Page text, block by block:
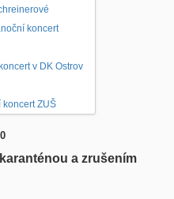
koncert
v DK Ostrov
koncert ZUŠ
a zrušením